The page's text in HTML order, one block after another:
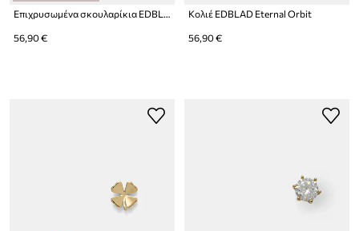
56,90 €
Κολιέ EDBLAD Eternal Orbit
56,90 €